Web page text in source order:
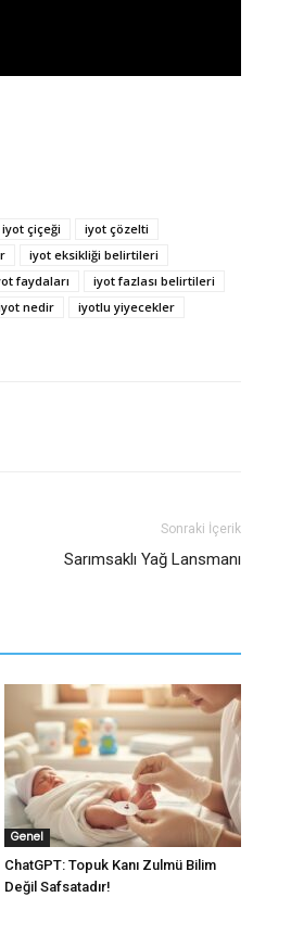
iyot çiçeği
iyot çözelti
iyot eksikliği belirtileri
faydaları
iyot fazlası belirtileri
nedir
iyotlu yiyecekler
Sonraki İçerik
Sarımsaklı Yağ Lansmanı
Genel
ChatGPT: Topuk Kanı Zulmü Bilim
Değil Safsatadır!